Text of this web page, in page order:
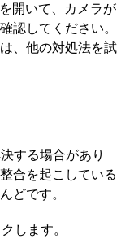
開いて、カメラが
認してください。
、他の対処法を試
する場合があり
合を起こしている
どです。
します。